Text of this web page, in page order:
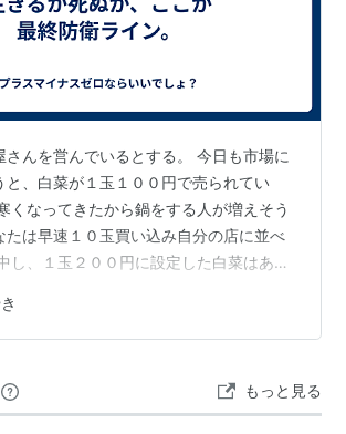
さんを営んでいるとする。 今日も市場に
と、白菜が１玉１００円で売られてい
くなってきたから鍋をする人が増えそう
たは早速１０玉買い込み自分の店に並べ
し、１玉２００円に設定した白菜はあっ
誕生である。 お金を稼ぐ、とは、仕入
売することで、その差額を懐に入れるこ
では手が足りないので、粗利のいくらか
員を雇えば良いだろう。もし同じように
もっと見る